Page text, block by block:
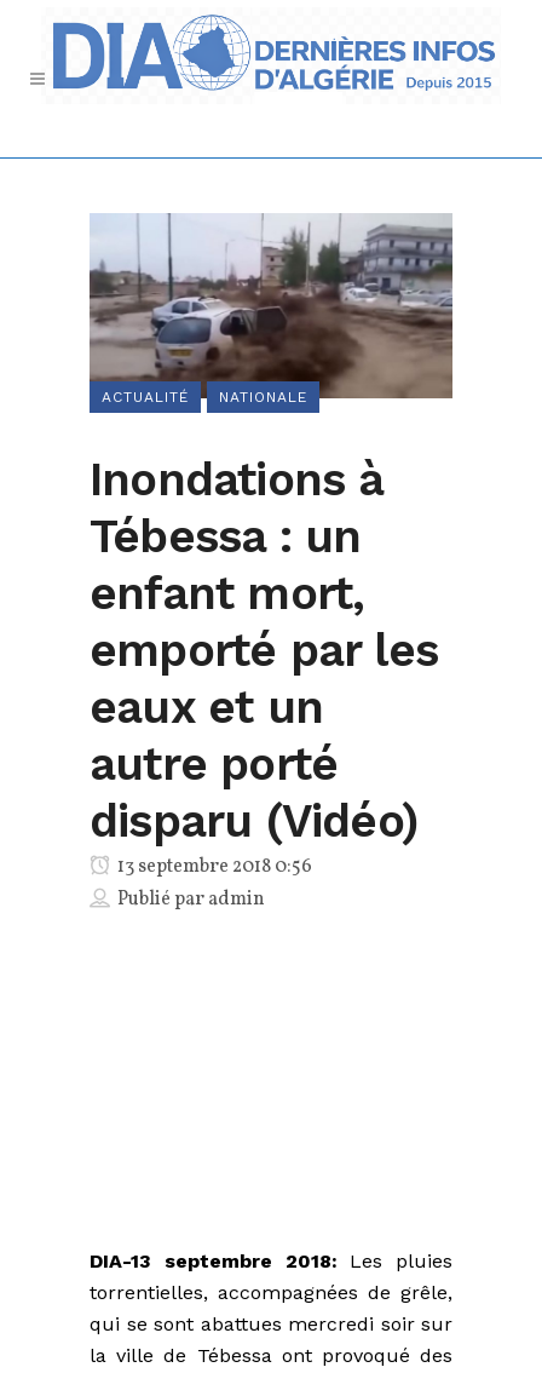
ACTUALITÉ NATIONALE
Inondations à
Tébessa : un
enfant mort,
emporté par les
eaux et un
autre porté
disparu (Vidéo)
13 septembre 2018 0:56
Publié paradmin
DIA-13 septembre 2018: Les pluies
torrentielles, accompagnées de grêle,
qui se sont abattues mercredi soir sur
la ville de Tébessa ont provoqué des